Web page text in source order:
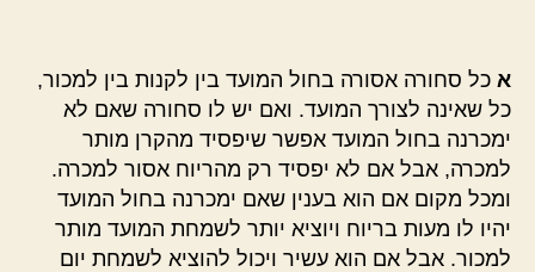
א כל סחורה אסורה בחול המועד בין לקנות בין למכור,
כל שאינה לצורך המועד. ואם יש לו סחורה שאם לא
ימכרנה בחול המועד אפשר שיפסיד מהקרן מותר
למכרה, אבל אם לא יפסיד רק מהריוח אסור למכרה.
ומכל מקום אם הוא בענין שאם ימכרנה בחול המועד
יהיו לו מעות בריוח ויוציא יותר לשמחת המועד מותר
למכור. אבל אם הוא עשיר ויכול להוציא לשמחת יום